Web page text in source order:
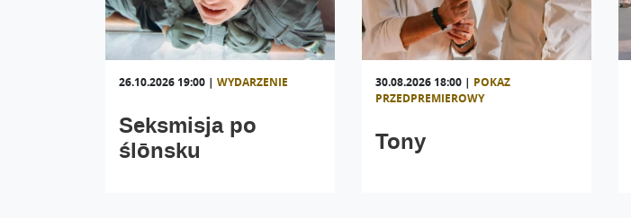
26.10.2026 19:00 | WYDARZENIE
Seksmisja po
ślōnsku
30.08.2026 18:00| POKAZ
PRZEDPREMIEROWY
Tony